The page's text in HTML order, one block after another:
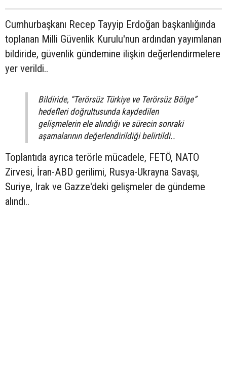
Cumhurbaşkanı Recep Tayyip Erdoğan başkanlığında
toplanan Milli Güvenlik Kurulu'nun ardından yayımlanan
bildiride, güvenlik gündemine ilişkin değerlendirmelere
yer verildi..
Bildiride, “Terörsüz Türkiye ve Terörsüz Bölge”
hedefleri doğrultusunda kaydedilen
gelişmelerin ele alındığı ve sürecin sonraki
aşamalarının değerlendirildiği belirtildi..
Toplantıda ayrıca terörle mücadele, FETÖ, NATO
Zirvesi, İran-ABD gerilimi, Rusya-Ukrayna Savaşı,
Suriye, Irak ve Gazze'deki gelişmeler de gündeme
alındı..